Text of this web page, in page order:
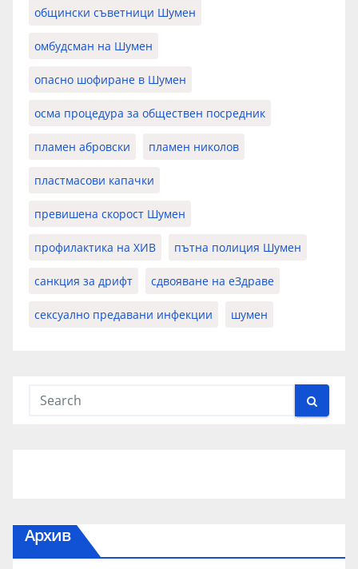
общински съветници Шумен
омбудсман на Шумен
опасно шофиране в Шумен
осма процедура за обществен посредник
пламен абровски пламен николов
пластмасови капачки
превишена скорост Шумен
профилактика на ХИВ пътна полиция Шумен
санкция за дрифт сдвояване на еЗдраве
сексуално предавани инфекции шумен
Архив